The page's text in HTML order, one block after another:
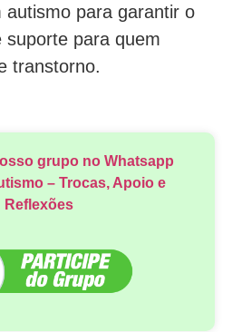
autismo para garantir o
suporte para quem
transtorno.
grupo no Whatsapp
– Trocas, Apoio e
Reflexões